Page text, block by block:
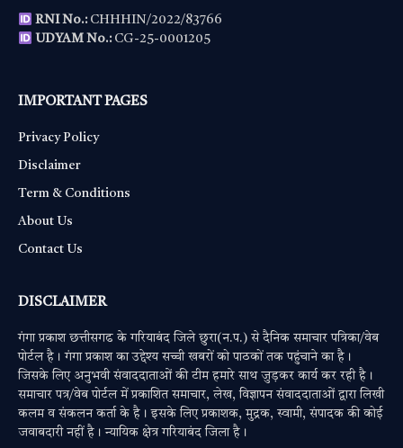
RNI No.:CHHHIN/2022/83766
UDYAM No.:CG-25-0001205
IMPORTANT PAGES
Privacy Policy
Disclaimer
Term & Conditions
About Us
Contact Us
DISCLAIMER
गंगा प्रकाश छत्तीसगढ के गरियाबंद जिले छुरा(न.प.) से दैनिक समाचार पत्रिका/वेब
पोर्टल है। गंगा प्रकाश का उद्देश्य सच्ची खबरों को पाठकों तक पहुंचाने का है।
जिसके लिए अनुभवी संवाददाताओं की टीम हमारे साथ जुड़कर कार्य कर रही है।
समाचार पत्र/वेब पोर्टल में प्रकाशित समाचार, लेख, विज्ञापन संवाददाताओं द्वारा लिखी
कलम व संकलन कर्ता के है। इसके लिए प्रकाशक, मुद्रक, स्वामी, संपादक की कोई
जवाबदारी नहीं है। न्यायिक क्षेत्र गरियाबंद जिला है।